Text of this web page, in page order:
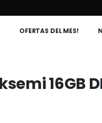
OFERTAS DEL MES!
16GB